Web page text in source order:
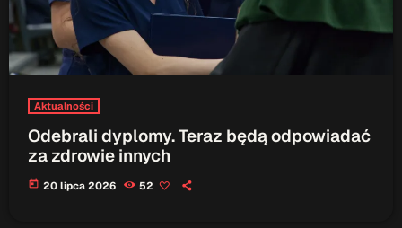
Aktualności
Odebrali dyplomy. Teraz będą odpowiadać
za zdrowie innych
today 20 lipca 2026 52